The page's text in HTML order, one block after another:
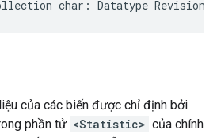
char : Datatype Revision
của các biến được chỉ định bởi
phần tử <Statistic> của chính